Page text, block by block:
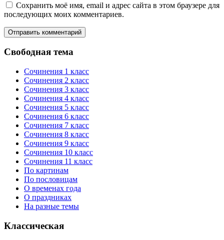
Сохранить моё имя, email и адрес сайта в этом браузере для
последующих моих комментариев.
Свободная тема
Сочинения 1 класс
Сочинения 2 класс
Сочинения 3 класс
Сочинения 4 класс
Сочинения 5 класс
Сочинения 6 класс
Сочинения 7 класс
Сочинения 8 класс
Сочинения 9 класс
Сочинения 10 класс
Сочинения 11 класс
По картинам
По пословицам
О временах года
О праздниках
На разные темы
Классическая